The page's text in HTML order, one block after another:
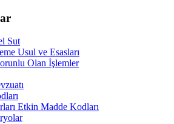
Sut
Usul ve Esasları
Olan İşlemler
Etkin Madde Kodları